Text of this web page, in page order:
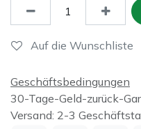
Auf die Wunschliste
Geschäftsbedingungen
30-Tage-Geld-zurück-
Versand: 2-3